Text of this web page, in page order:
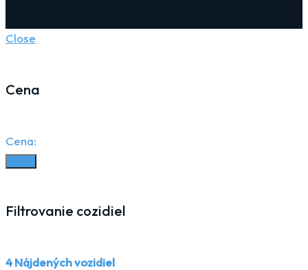
Close
Cena
Cena:
Filtrovanie cozidiel
4Nájdených vozidiel